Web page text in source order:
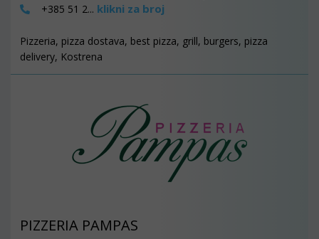
+385 51 2... klikni za broj
Pizzeria, pizza dostava, best pizza, grill, burgers, pizza
delivery, Kostrena
PIZZERIA PAMPAS